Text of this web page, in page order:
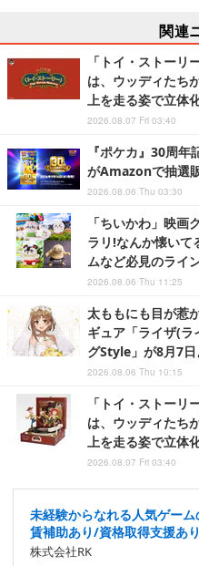
関連
「トイ・ストー
は、ウッディたち
上を走る姿で立体
2026.08.07 Fri 03:40
『ポケカ』30周年
がAmazonで抽選
2026.08.06 Thu 03:30
「ちいかわ」映
ラリ!なんか懐いて
ムなど必見のライ
2026.08.06 Thu 11:25
太ももにも目が惹
ギュア「ライザ(
グStyle」が8月7
2026.08.06 Thu 10:15
「トイ・ストー
は、ウッディたち
上を走る姿で立体
2026.08.07 Fri 03:40
未経験からなれる人気ゲー
賃補助あり/資格取得支援あり
株式会社RK